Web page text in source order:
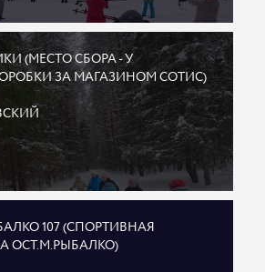
(МЕСТО СБОРА - У
ЗА МАГАЗИНОМ СОТИС)
107 (СПОРТИВНАЯ
ОСТ.М.РЫБАЛКО)